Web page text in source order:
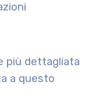
più dettagliata
a questo